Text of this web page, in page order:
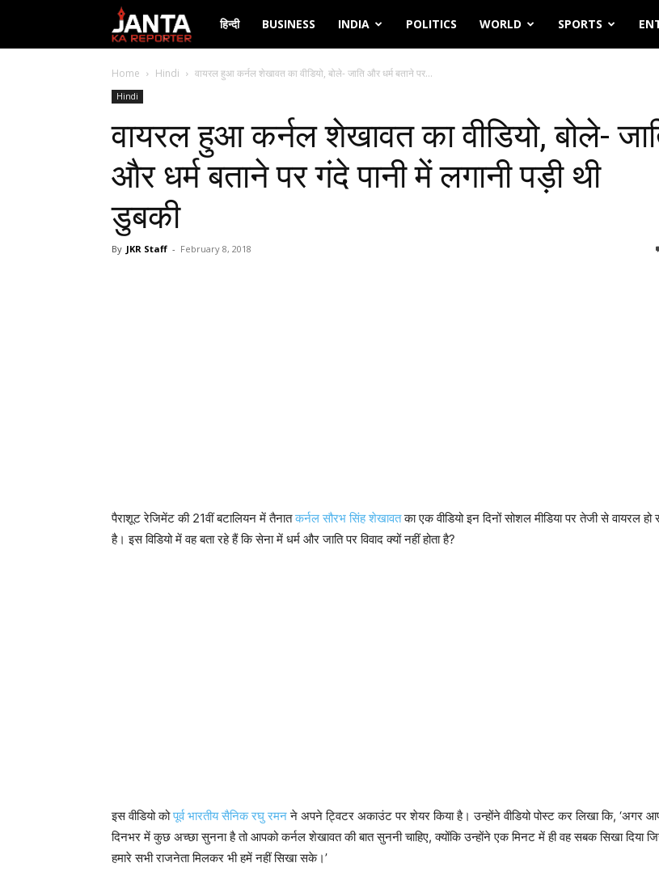
Janta
Ka
हिन्दी BUSINESS INDIA POLITICS WORLD SPORTS
Home Hindi वायरल हुआ कर्नल शेखावत का वीडियो, बोले- जाति और धर्म बताने पर...
Hindi
वायरल हुआ कर्नल शेखावत का वीडियो, बोले-
और धर्म बताने पर गंदे पानी में लगानी पड़ी थी
डुबकी
By JKR Staff - February 8, 2018
पैराशूट रेजिमेंट की 21वीं बटालियन में तैनातकर्नल सौरभ सिंह शेखावतका एक वीडियो इन दिनों सोशल मीडिया पर तेजी से वायरल हो
है। इस विडियो में वह बता रहे हैं कि सेना में धर्म और जाति पर विवाद क्यों नहीं होता है?
इस वीडियो कोपूर्व भारतीय सैनिक रघु रमनने अपने ट्विटर अकाउंट पर शेयर किया है। उन्होंने वीडियो पोस्ट कर लिखा कि, ‘अगर
दिनभर में कुछ अच्छा सुनना है तो आपको कर्नल शेखावत की बात सुननी चाहिए, क्योंकि उन्होंने एक मिनट में ही वह सबक सिखा दिया
हमारे सभी राजनेता मिलकर भी हमें नहीं सिखा सके।’